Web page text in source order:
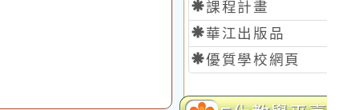
課程計畫
華江出版品
優質學校網頁